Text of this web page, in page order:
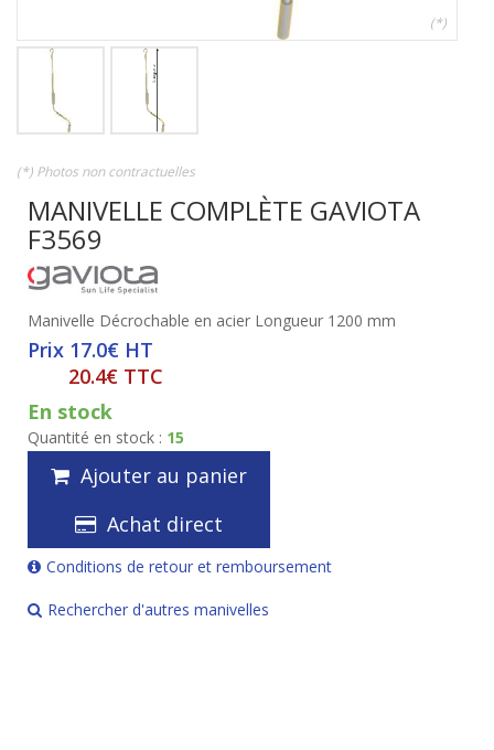
(*)
(*) Photos non contractuelles
MANIVELLE COMPLÈTE GAVIOTA
F3569
Manivelle Décrochable en acier Longueur 1200 mm
Prix 17.0€ HT
20.4€ TTC
En stock
Quantité en stock : 15
Ajouter au panier
Achat direct
Conditions de retour et remboursement
Rechercher d'autres manivelles